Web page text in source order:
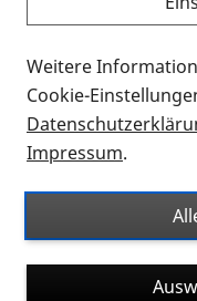
können? Schauen
Thema Infomaterial
für blinde und
Auf dieser Seite
Ort. Nutzen Sie den
nach Flyern und
suchen. Die
verschiedenen
Weitere
Cookie-
Impressum.